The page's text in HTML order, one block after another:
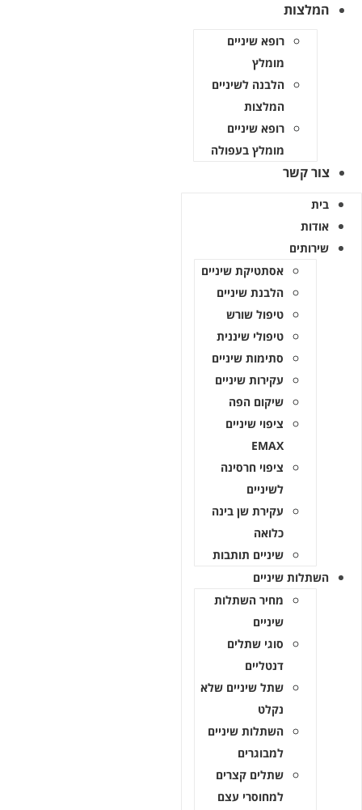
רופא שיניים
הלבנה לשיניים
המלצות
רופא שיניים
מומלץ בעפולה
קשר
אסתטיקת שיניים
הלבנת שיניים
טיפול שורש
טיפולי שיננית
סתימות שיניים
עקירות שיניים
שיקום הפה
ציפוי שיניים
ציפוי חרסינה
לשיניים
עקירת שן בינה
שיניים תותבות
שיניים
מחיר השתלות
סוגי שתלים
דנטליים
שתל שיניים שלא
השתלות שיניים
למבוגרים
שתלים קצרים
למחוסרי עצם